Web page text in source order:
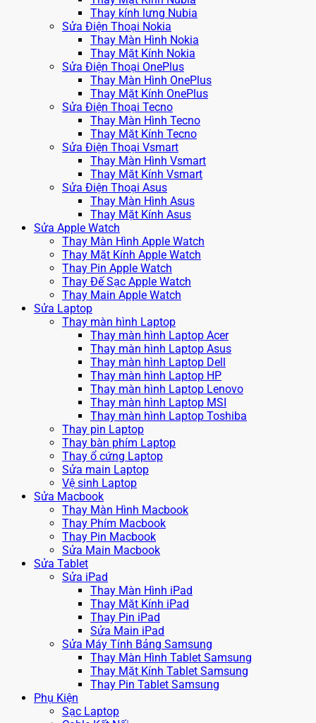
Thay kính lưng Nubia
Sửa Điện Thoại Nokia
Thay Màn Hình Nokia
Thay Mặt Kính Nokia
Sửa Điện Thoại OnePlus
Thay Màn Hình OnePlus
Thay Mặt Kính OnePlus
Sửa Điện Thoại Tecno
Thay Màn Hình Tecno
Thay Mặt Kính Tecno
Sửa Điện Thoại Vsmart
Thay Màn Hình Vsmart
Thay Mặt Kính Vsmart
Sửa Điện Thoại Asus
Thay Màn Hình Asus
Thay Mặt Kính Asus
Sửa Apple Watch
Thay Màn Hình Apple Watch
Thay Mặt Kính Apple Watch
Thay Pin Apple Watch
Thay Đế Sạc Apple Watch
Thay Main Apple Watch
Sửa Laptop
Thay màn hình Laptop
Thay màn hình Laptop Acer
Thay màn hình Laptop Asus
Thay màn hình Laptop Dell
Thay màn hình Laptop HP
Thay màn hình Laptop Lenovo
Thay màn hình Laptop MSI
Thay màn hình Laptop Toshiba
Thay pin Laptop
Thay bàn phím Laptop
Thay ổ cứng Laptop
Sửa main Laptop
Vệ sinh Laptop
Sửa Macbook
Thay Màn Hình Macbook
Thay Phím Macbook
Thay Pin Macbook
Sửa Main Macbook
Sửa Tablet
Sửa iPad
Thay Màn Hình iPad
Thay Mặt Kính iPad
Thay Pin iPad
Sửa Main iPad
Sửa Máy Tính Bảng Samsung
Thay Màn Hình Tablet Samsung
Thay Mặt Kính Tablet Samsung
Thay Pin Tablet Samsung
Phụ Kiện
Sạc Laptop